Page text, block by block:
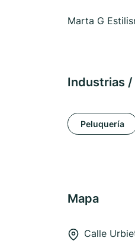
Marta G
Industrias
Peluquería
Mapa
Calle